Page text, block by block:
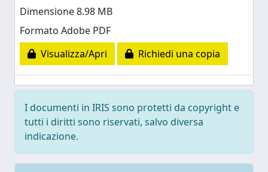
Dimensione 8.98 MB
Formato Adobe PDF
Visualizza/Apri
Richiedi una copia
I documenti in IRIS sono protetti da copyright e
tutti i diritti sono riservati, salvo diversa
indicazione.